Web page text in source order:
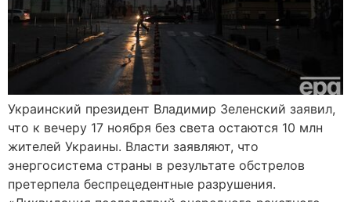
Украинский президент Владимир Зеленский заявил,
что к вечеру 17 ноября без света остаются 10 млн
жителей Украины. Власти заявляют, что
энергосистема страны в результате обстрелов
претерпела беспрецедентные разрушения.